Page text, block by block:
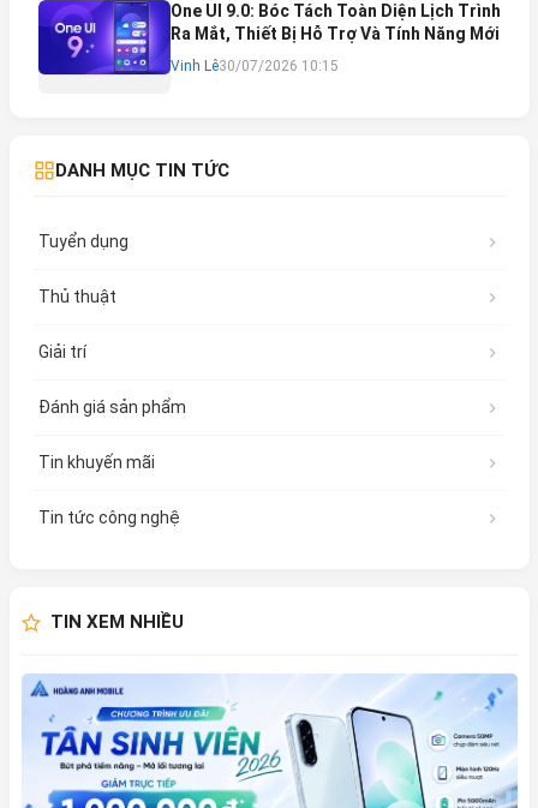
One UI 9.0: Bóc Tách Toàn Diện Lịch Trình
Ra Mắt, Thiết Bị Hỗ Trợ Và Tính Năng Mới
Vinh Lê30/07/2026 10:15
DANH MỤC TIN TỨC
Tuyển dụng
Thủ thuật
Giải trí
Đánh giá sản phẩm
Tin khuyến mãi
Tin tức công nghệ
TIN XEM NHIỀU